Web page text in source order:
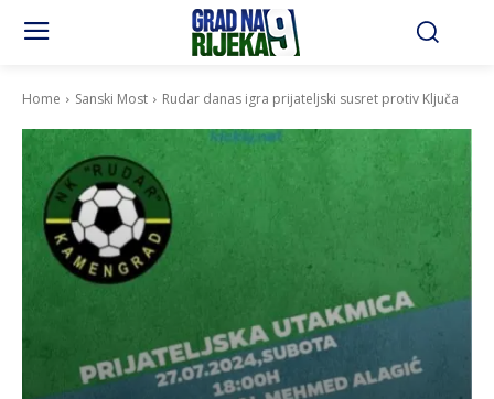
Home Sanski Most Rudar danas igra prijateljski susret protiv Ključa